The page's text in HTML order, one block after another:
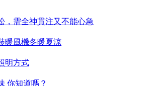
，需全神貫注又不能心急
暖風機冬暖夏涼
明方式​
你知道嗎？